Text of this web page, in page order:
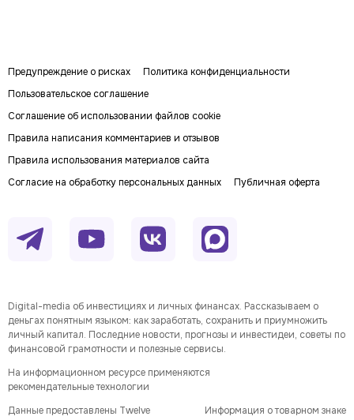
Предупреждение о рисках
Политика конфиденциальности
Пользовательское соглашение
Соглашение об использовании файлов cookie
Правила написания комментариев и отзывов
Правила использования материалов сайта
Согласие на обработку персональных данных
Публичная оферта
Digital-media об инвестициях и личных финансах. Рассказываем о
деньгах понятным языком: как заработать, сохранить и приумножить
личный капитал. Последние новости, прогнозы и инвестидеи, советы по
финансовой грамотности и полезные сервисы.
На информационном ресурсе применяются
рекомендательные технологии
Данные предоставлены Twelve
Информация о товарном знаке